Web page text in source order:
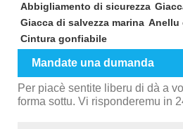
Abbigliamento di sicurezza
Giacca di salvezza marina Anellu
Cintura gonfiabile
Mandate una dumanda
Per piacè sentite liberu di dà a
forma sottu. Vi risponderemu in